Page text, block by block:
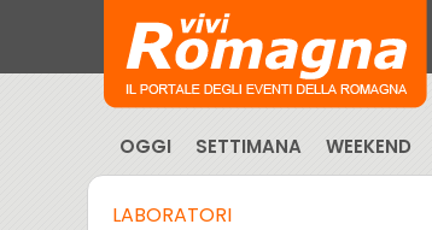
OGGI SETTIMANA WEEKEND
LABORATORI